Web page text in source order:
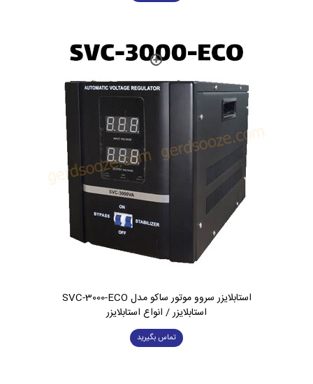
استابلایزر سروو موتور ساکو مدل SVC-3000-ECO
استابلایزر / انواع استابلایزر
تماس بگیرید